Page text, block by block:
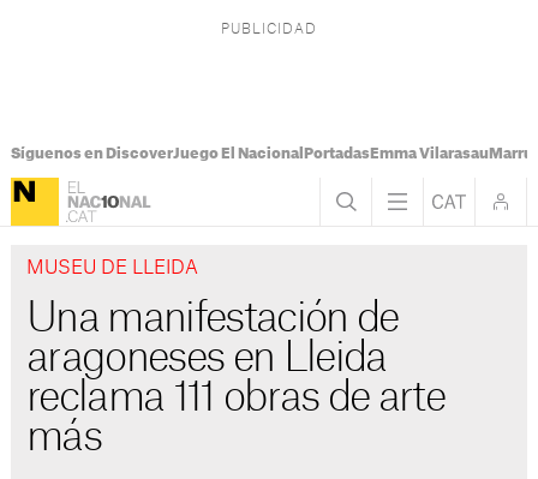
Síguenos en DiscoverJuego El Nacional PortadasEmma Vilarasau
MUSEU DE LLEIDA
Una manifestación de
aragoneses en Lleida
reclama 111 obras de arte
más